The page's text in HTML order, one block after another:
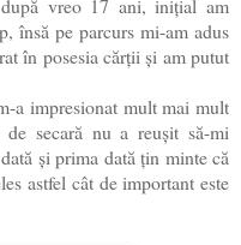
însă pe parcurs mi-am adus
în posesia cărții și am putut
a impresionat mult mai mult
secară nu a reușit să-mi
și prima dată țin minte că
astfel cât de important este